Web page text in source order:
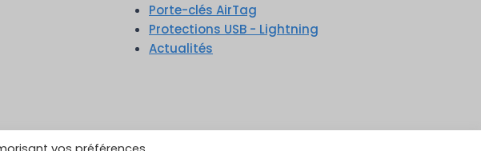
Porte-clés AirTag
Protections USB - Lightning
Actualités